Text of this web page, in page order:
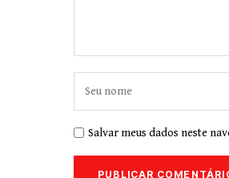
Salvar meus dados neste